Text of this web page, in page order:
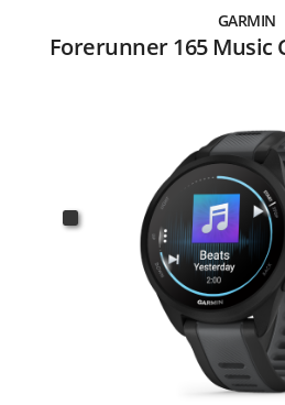
GARMIN
Forerunner 165 Music